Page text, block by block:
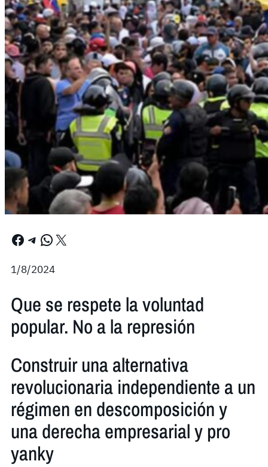
Facebook Telegram WhatsApp X
1/8/2024
Que se respete la voluntad
popular. No a la represión
Construir una alternativa
revolucionaria independiente a un
régimen en descomposición y
una derecha empresarial y pro
yanky